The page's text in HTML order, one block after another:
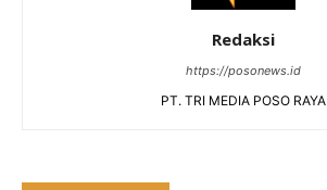
Redaksi
https://posonews.id
PT. TRI MEDIA POSO RAYA